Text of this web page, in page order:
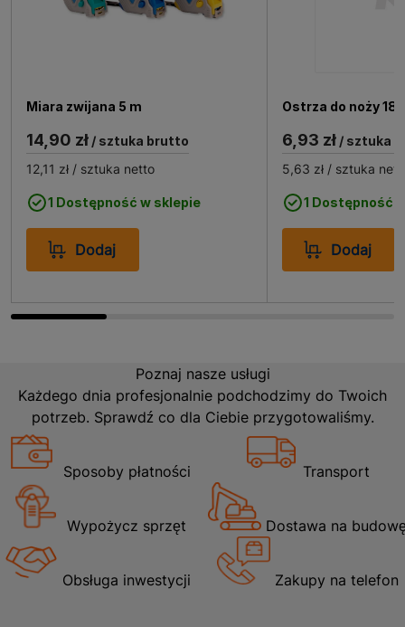
Kask ochronny z paskiem żółty DREL jest idealnym
rozwiązaniem dla osób pracujących w branżach, gdzie
ochrona głowy jest priorytetem. Doskonale sprawdzi
się na placach budowy, w przemyśle ciężkim, a także w
magazynach i podczas prac montażowych. Jego
wytrzymała konstrukcja i zgodność z normą EN397
czynią go niezastąpionym elementem wyposażenia
ochronnego, który zapewnia bezpieczeństwo i komfort
w każdych warunkach pracy.
Miara zwijana 5 m
14,90 zł / sztuka brutto
12,11 zł / sztuka netto
1 Dostępność w sklepie
Dodaj
Ostrza do noży 18
6,93 zł/ sztuka
5,63 zł/ sztuka
1 Dostępność
Dodaj
Poznaj nasze usługi
Każdego dnia profesjonalnie podchodzimy do Twoich
potrzeb. Sprawdź co dla Ciebie przygotowaliśmy.
Sposoby płatności Transport
Wypożycz sprzęt Dostawa na
Obsługa inwestycji Zakupy na telefon